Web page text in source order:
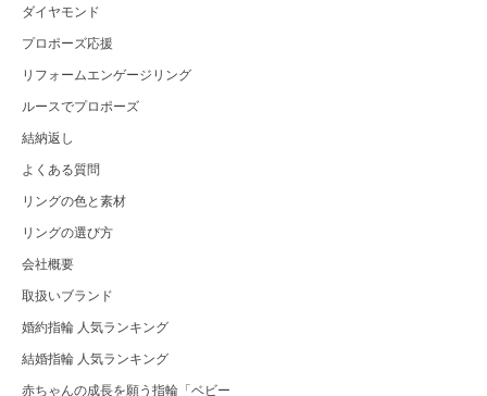
ダイヤモンド
プロポーズ応援
リフォームエンゲージリング
ルースでプロポーズ
結納返し
よくある質問
リングの色と素材
リングの選び方
会社概要
取扱いブランド
婚約指輪 人気ランキング
結婚指輪 人気ランキング
赤ちゃんの成長を願う指輪「ベビー